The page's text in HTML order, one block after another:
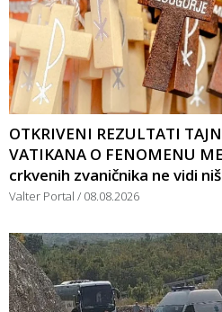
OTKRIVENI REZULTATI
VATIKANA O FENOMENU
crkvenih zvaničnika ne vidi
Valter Portal 08.08.2026